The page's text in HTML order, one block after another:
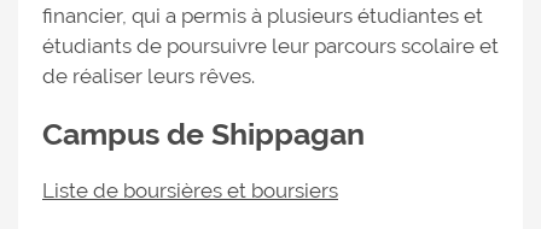
financier, qui a permis à plusieurs étudiantes et
étudiants de poursuivre leur parcours scolaire et
de réaliser leurs rêves.
Campus de Shippagan
Liste de boursières et boursiers